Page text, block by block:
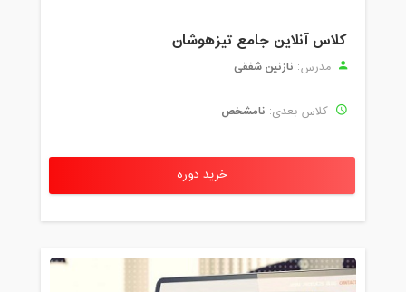
کلاس آنلاین جامع تیزهوشان
مدرس: نازنین شفقی
کلاس بعدی: نامشخص
خرید دوره